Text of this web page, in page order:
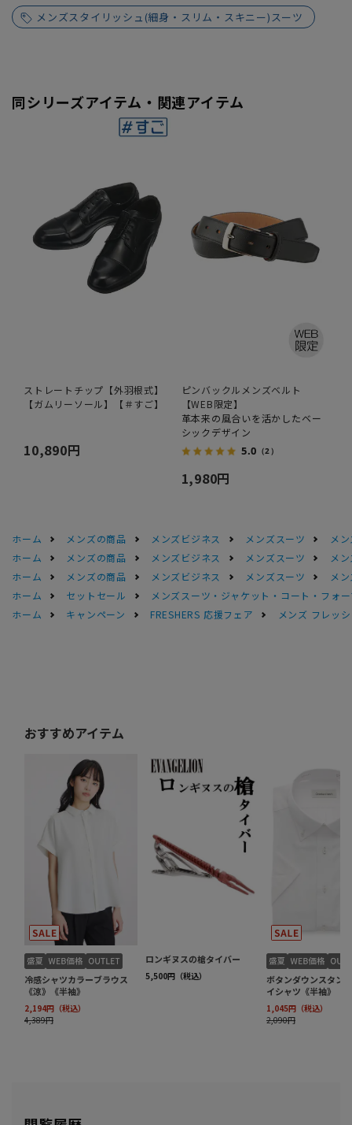
メンズスタイリッシュ(細身・スリム・スキニー)スーツ
同シリーズアイテム・関連アイテム
ストレートチップ【外羽根式】
【ガムリーソール】【＃すご】
10,890円
ピンバックルメンズベルト
【WEB限定】
革本来の風合いを活かしたベー
シックデザイン
5.0 （2）
1,980円
ホーム メンズの商品 メンズビジネス メンズスーツ
メ
ホーム
メンズの商品 メンズビジネス メンズスーツ
メ
ホーム
メンズの商品 メンズビジネス メンズスーツ
メ
ホーム
セットセール
メンズスーツ・ジャケット・コート・フォ
ホーム
キャンペーン FRESHERS 応援フェア メンズ フレッ